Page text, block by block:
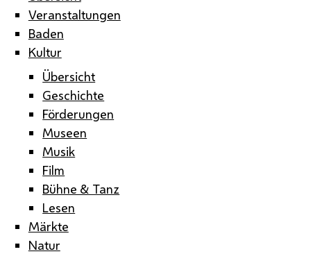
Veranstaltungen
Baden
Kultur
Übersicht
Geschichte
Förderungen
Museen
Musik
Film
Bühne & Tanz
Lesen
Märkte
Natur